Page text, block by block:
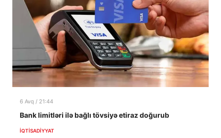
6 Avq / 21:44
Bank limitləri ilə bağlı tövsiyə etiraz doğurub
İQTISADIYYAT